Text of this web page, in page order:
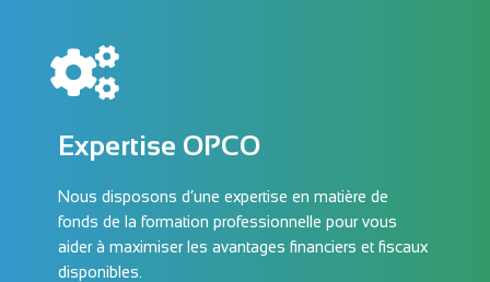
Expertise OPCO
Nous disposons d’une expertise en matière de
fonds de la formation professionnelle pour vous
aider à maximiser les avantages financiers et fiscaux
disponibles.